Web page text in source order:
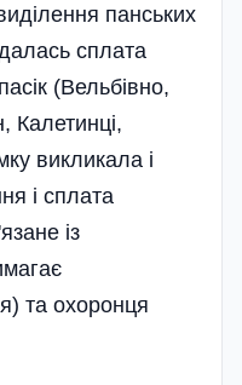
панських
сплата
(Вельбівно,
Калетинці,
викликала і
і сплата
із
та охоронця